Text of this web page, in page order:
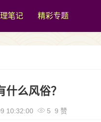
笔记 精彩专题
什么风俗？
10:32:00 5 9 赞